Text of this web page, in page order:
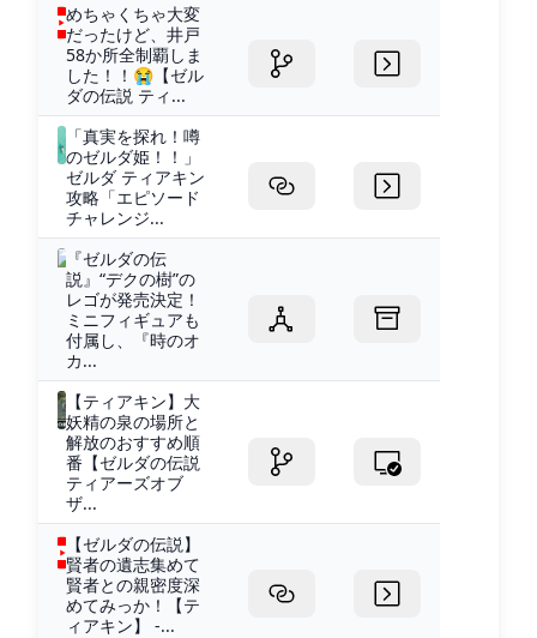
めちゃくちゃ大変
だったけど、井戸
58か所全制覇しま
した！！😭【ゼル
ダの伝説 ティ...
「真実を探れ！噂
のゼルダ姫！！」
ゼルダ ティアキン
攻略「エピソード
チャレンジ...
『ゼルダの伝
説』“デクの樹”の
レゴが発売決定！
ミニフィギュアも
付属し、『時のオ
カ...
【ティアキン】大
妖精の泉の場所と
解放のおすすめ順
番【ゼルダの伝説
ティアーズオブ
ザ...
【ゼルダの伝説】
賢者の遺志集めて
賢者との親密度深
めてみっか！【テ
ィアキン】 -...